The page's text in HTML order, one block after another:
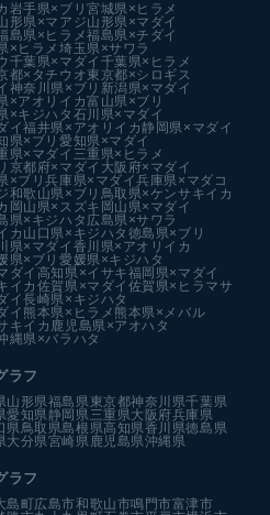
岩手県×ブリ宮城県×ヒラメ
形県×マアジ山形県×マダイ
島県×ヒラメ福島県×チダイ
×ヒラメ埼玉県×サワラ
千葉県×マダイ 千葉県×ヒラメ
都×タチウオ東京都×シロギス
神奈川県×ブリ 新潟県×マダイ
×アオリイカ富山県×ブリ
×キジハタ 石川県×マダイ
イ福井県×アオリイカ 静岡県×マダイ
県×ブリ愛知県×マダイ
県×マダイ 三重県×ヒラメ
京都府×マダイ 大阪府×マダイ
×ブリ兵庫県×マダイ兵庫県×マダコ
和歌山県×ブリ 鳥取県×ケンサキイカ
岡山県×スズキ 岡山県×マダイ
県×キジハタ 広島県×サワラ
カ 山口県×キジハタ 徳島県×ブリ
県×マダイ 香川県×アオリイカ
県×ブリ愛媛県×キジハタ
ダイ 高知県×イサキ福岡県×マダイ
イカ 佐賀県×マダイ 佐賀県×ヒラマサ
イ長崎県×キジハタ
イ 熊本県×ヒラメ 熊本県×メバル
キイカ 鹿児島県×アオハタ
縄県×バラハタ
ラフ
山形県福島県東京都神奈川県千葉県
愛知県静岡県三重県大阪府兵庫県
県鳥取県島根県高知県香川県徳島県
大分県宮崎県鹿児島県沖縄県
ラフ
島町広島市和歌山市鳴門市富津市